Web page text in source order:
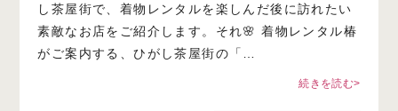
し茶屋街で、着物レンタルを楽しんだ後に訪れたい
素敵なお店をご紹介します。それ🌸 着物レンタル椿
がご案内する、ひがし茶屋街の「…
続きを読む>